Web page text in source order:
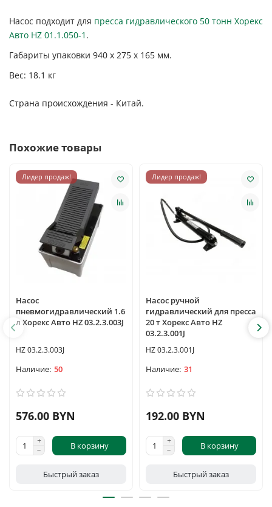
Насос подходит для пресса гидравлического 50 тонн Хорекс
Авто HZ 01.1.050-1 .
Габариты упаковки 940 х 275 х 165 мм.
Вес: 18.1 кг
Страна происхождения - Китай.
Похожие товары
Лидер продаж!
Насос
пневмогидравлический 1.6
л Хорекс Авто HZ 03.2.3.003J
HZ 03.2.3.003J
50
576.00 BYN
В корзину
Быстрый заказ
Лидер продаж!
Насос ручной
гидравлический для пресса
20 т Хорекс Авто HZ
03.2.3.001J
HZ 03.2.3.001J
31
192.00 BYN
В корзину
Быстрый заказ